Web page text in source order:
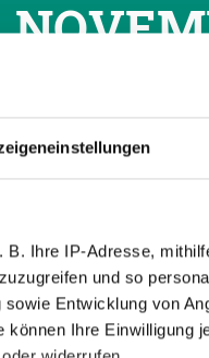
Ihre IP-Adresse,
und so
Entwicklung von
Ihre Einwilligung